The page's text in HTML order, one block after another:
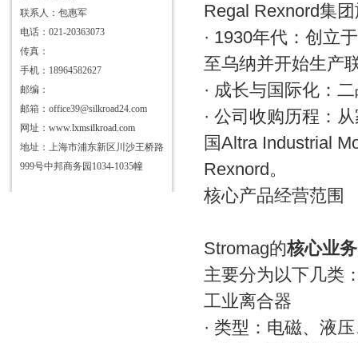
联系人：包惠军
电话：021-20363073
传真：
手机：18964582627
邮编：
邮箱：office39@silkroad24.com
网址： www.lxmsilkroad.com
地址：上海市浦东新区川沙王桥路
999号中邦商务园1034-1035幢
Regal Rexnord集
· 1930年代：创立
至乌纳并开始生产
· 成长与国际化：
· 公司收购历程：
国Altra Industrial
Rexnord。
核心产品经营范围
Stromag的核心业务
主要分为以下几类
工业离合器
· 类型：电磁、液